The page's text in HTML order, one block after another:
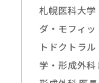
札幌医科大学
ダ・モフィ
トドクトラ
学・形成外科